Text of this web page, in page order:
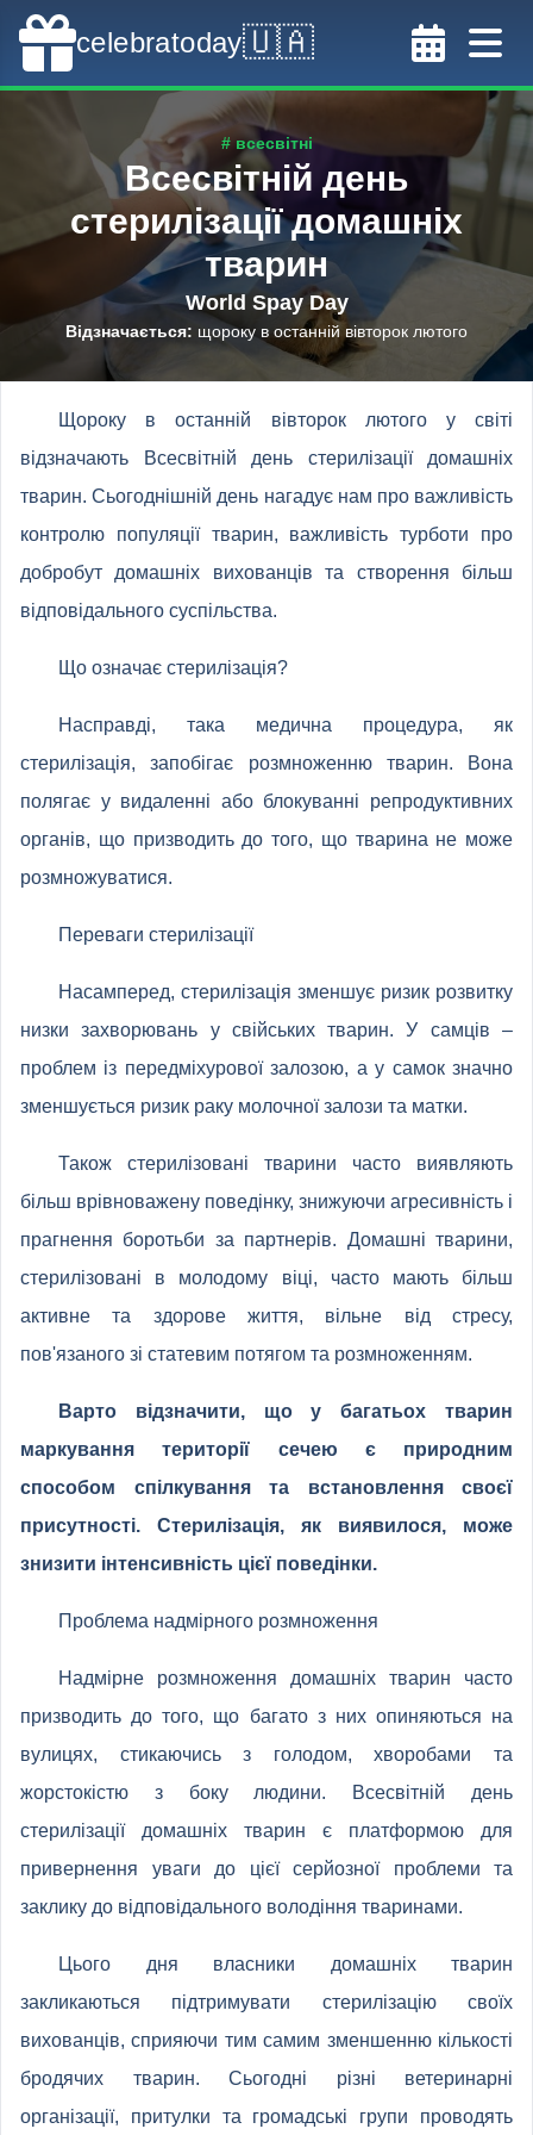
celebratoday🇺🇦
# всесвітні
Всесвітній день
стерилізації домашніх
тварин
World Spay Day
Відзначається: щороку в останній вівторок лютого
Щороку в останній вівторок лютого у світі
відзначають Всесвітній день стерилізації домашніх
тварин. Сьогоднішній день нагадує нам про важливість
контролю популяції тварин, важливість турботи про
добробут домашніх вихованців та створення більш
відповідального суспільства.
Що означає стерилізація?
Насправді, така медична процедура, як
стерилізація, запобігає розмноженню тварин. Вона
полягає у видаленні або блокуванні репродуктивних
органів, що призводить до того, що тварина не може
розмножуватися.
Переваги стерилізації
Насамперед, стерилізація зменшує ризик розвитку
низки захворювань у свійських тварин. У самців –
проблем із передміхурової залозою, а у самок значно
зменшується ризик раку молочної залози та матки.
Також стерилізовані тварини часто виявляють
більш врівноважену поведінку, знижуючи агресивність і
прагнення боротьби за партнерів. Домашні тварини,
стерилізовані в молодому віці, часто мають більш
активне та здорове життя, вільне від стресу,
пов'язаного зі статевим потягом та розмноженням.
Варто відзначити, що у багатьох тварин
маркування території сечею є природним
способом спілкування та встановлення своєї
присутності. Стерилізація, як виявилося, може
знизити інтенсивність цієї поведінки.
Проблема надмірного розмноження
Надмірне розмноження домашніх тварин часто
призводить до того, що багато з них опиняються на
вулицях, стикаючись з голодом, хворобами та
жорстокістю з боку людини. Всесвітній день
стерилізації домашніх тварин є платформою для
привернення уваги до цієї серйозної проблеми та
заклику до відповідального володіння тваринами.
Цього дня власники домашніх тварин
закликаються підтримувати стерилізацію своїх
вихованців, сприяючи тим самим зменшенню кількості
бродячих тварин. Сьогодні різні ветеринарні
організації, притулки та громадські групи проводять